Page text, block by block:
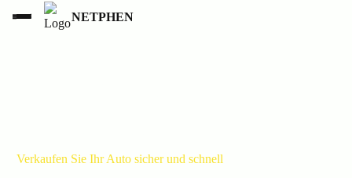
NETPHEN
Verkaufen Sie Ihr Auto sicher und schnell